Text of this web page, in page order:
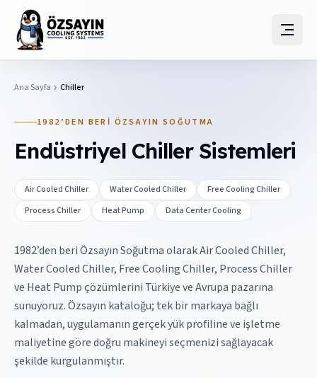
Ana Sayfa Chiller
1982’DEN BERI ÖZSAYIN SOĞUTMA
Endüstriyel Chiller Sistemleri
Air Cooled Chiller Water Cooled Chiller
Free Cooling Chiller
Process Chiller
Heat Pump Data Center Cooling
1982’den beri Özsayın Soğutma olarak Air Cooled Chiller,
Water Cooled Chiller, Free Cooling Chiller, Process Chiller
ve Heat Pump çözümlerini Türkiye ve Avrupa pazarına
sunuyoruz. Özsayın kataloğu; tek bir markaya bağlı
kalmadan, uygulamanın gerçek yük profiline ve işletme
maliyetine göre doğru makineyi seçmenizi sağlayacak
şekilde kurgulanmıştır.